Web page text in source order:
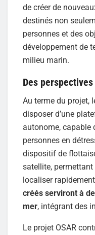
de créer de
destinés non
personnes et des
développement de
milieu marin.
Des
Au terme du projet,
disposer d’une
autonome, capable
personnes en
dispositif de
satellite,
localiser
créés serviront à
mer, intégrant des
Le projet OSAR